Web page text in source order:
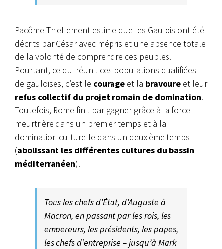
Pacôme Thiellement estime que les Gaulois ont été
décrits par César avec mépris et une absence totale
de la volonté de comprendre ces peuples.
Pourtant, ce qui réunit ces populations qualifiées
de gauloises, c’est le courage et la bravoure et leur
refus collectif du projet romain de domination.
Toutefois, Rome finit par gagner grâce à la force
meurtrière dans un premier temps et à la
domination culturelle dans un deuxième temps
(abolissant les différentes cultures du bassin
méditerranéen).
Tous les chefs d’État, d’Auguste à
Macron, en passant par les rois, les
empereurs, les présidents, les papes,
les chefs d’entreprise – jusqu’à Mark